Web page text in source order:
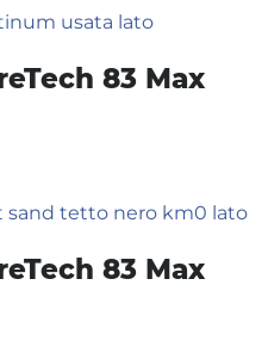
83 Max
83 Max